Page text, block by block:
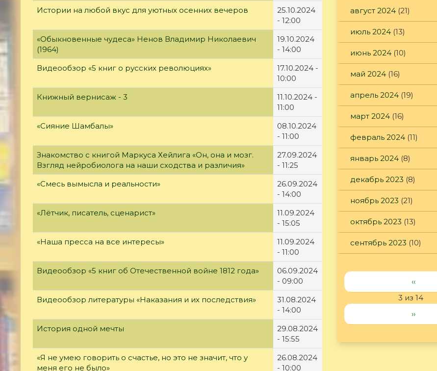
Истории на любой вкус для уютных осенних вечеров
25.10.2024
- 12:00
«Обыкновенные чудеса» Ненов Владимир Николаевич
(1964)
19.10.2024
- 14:00
Видеообзор «5 книг о русских революциях»
17.10.2024 -
10:00
Книжный вернисаж - 3
11.10.2024 -
11:00
«Сияние Шамбалы»
08.10.2024
- 11:00
Знакомство с книгой Маркуса Хейлига «Он, она и мозг.
Взгляд нейробиолога на наши сходства и различия»
27.09.2024
- 11:25
«Смесь вымысла и реальности»
26.09.2024
- 14:00
«Лётчик, писатель, сценарист»
11.09.2024
- 15:05
«Наша пресса на все интересы»
11.09.2024
- 11:00
Видеообзор «5 книг об Отечественной войне 1812 года»
06.09.2024
- 09:00
Видеообзор литературы «Наказания и их последствия»
31.08.2024
- 14:00
История одной мечты
29.08.2024
- 15:55
«Я не умею говорить о счастье, но это не значит, что у
меня его не было»
26.08.2024
- 10:00
август 2024 (21)
июль 2024 (13)
июнь 2024 (10)
май 2024 (16)
апрель 2024 (19)
март 2024 (16)
февраль 2024 (11)
январь 2024 (8)
декабрь 2023 (8)
ноябрь 2023 (21)
октябрь 2023 (13)
сентябрь 2023 (10)
‹‹
3 из 14
››